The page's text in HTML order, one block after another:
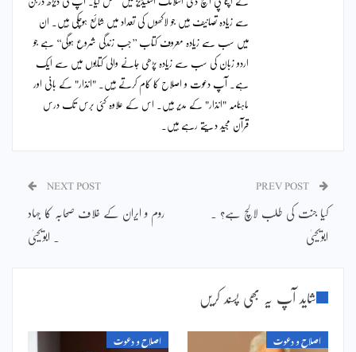
سے زیادہ تصانیف ہیں جو لاکھوں کی تعداد میں شائع ہوچکی ہیں۔ ان
میں سب سے زیادہ معروف کتاب ’’جب زندگی شروع ہوگی‘‘ ہے جو
اردو زبان کی سب سے زیادہ پڑھی جانے والی کتابوں میں سے ایک
ہے۔ آپ دعوت و اصلاح کا کام کرتے ہیں۔ "انذار" کے بانی اور
ماہنامہ "انذار" کے مدیر ہیں۔ اس کے علاوہ کئی برس تک درس
قرآن مجید دیتے رہے ہیں۔
کیا جنت کی طلب لالچ ہے؟ ۔
ابویحییٰ
NEXT POST
روم و ایران کے خلاف صحابہ کا جہاد
۔ ابویحییٰ
شاید آپ یہ بھی پسند کریں
اصلاح و دعوت اصلاح و دعوت